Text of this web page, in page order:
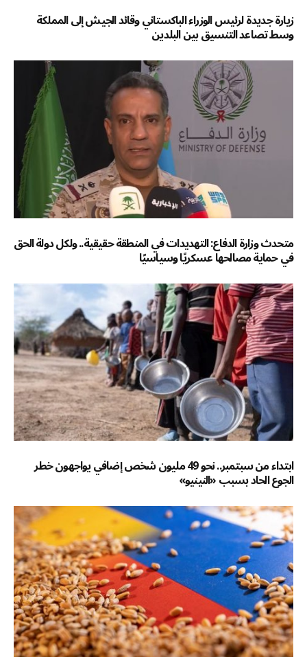
زيارة جديدة لرئيس الوزراء الباكستاني وقائد الجيش إلى المملكة
وسط تصاعد التنسيق بين البلدين
متحدث وزارة الدفاع: التهديدات في المنطقة حقيقية.. ولكل دولة الحق
في حماية مصالحها عسكريًا وسياسيًا
ابتداء من سبتمبر.. نحو 49 مليون شخص إضافي يواجهون خطر
الجوع الحاد بسبب «النينيو»